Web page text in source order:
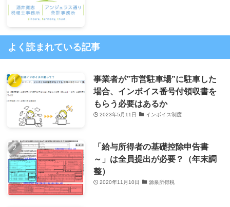
よく読まれている記事
事業者が”市営駐車場”に駐車した
場合、インボイス番号付領収書を
もらう必要はあるか
2023年5月11日 インボイス制度
「給与所得者の基礎控除申告書
～」は全員提出が必要？（年末調
整）
2020年11月10日 源泉所得税